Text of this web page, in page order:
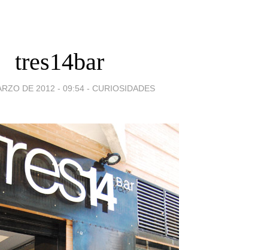
tres14bar
DE 2012 - 09:54 - CURIOSIDADES